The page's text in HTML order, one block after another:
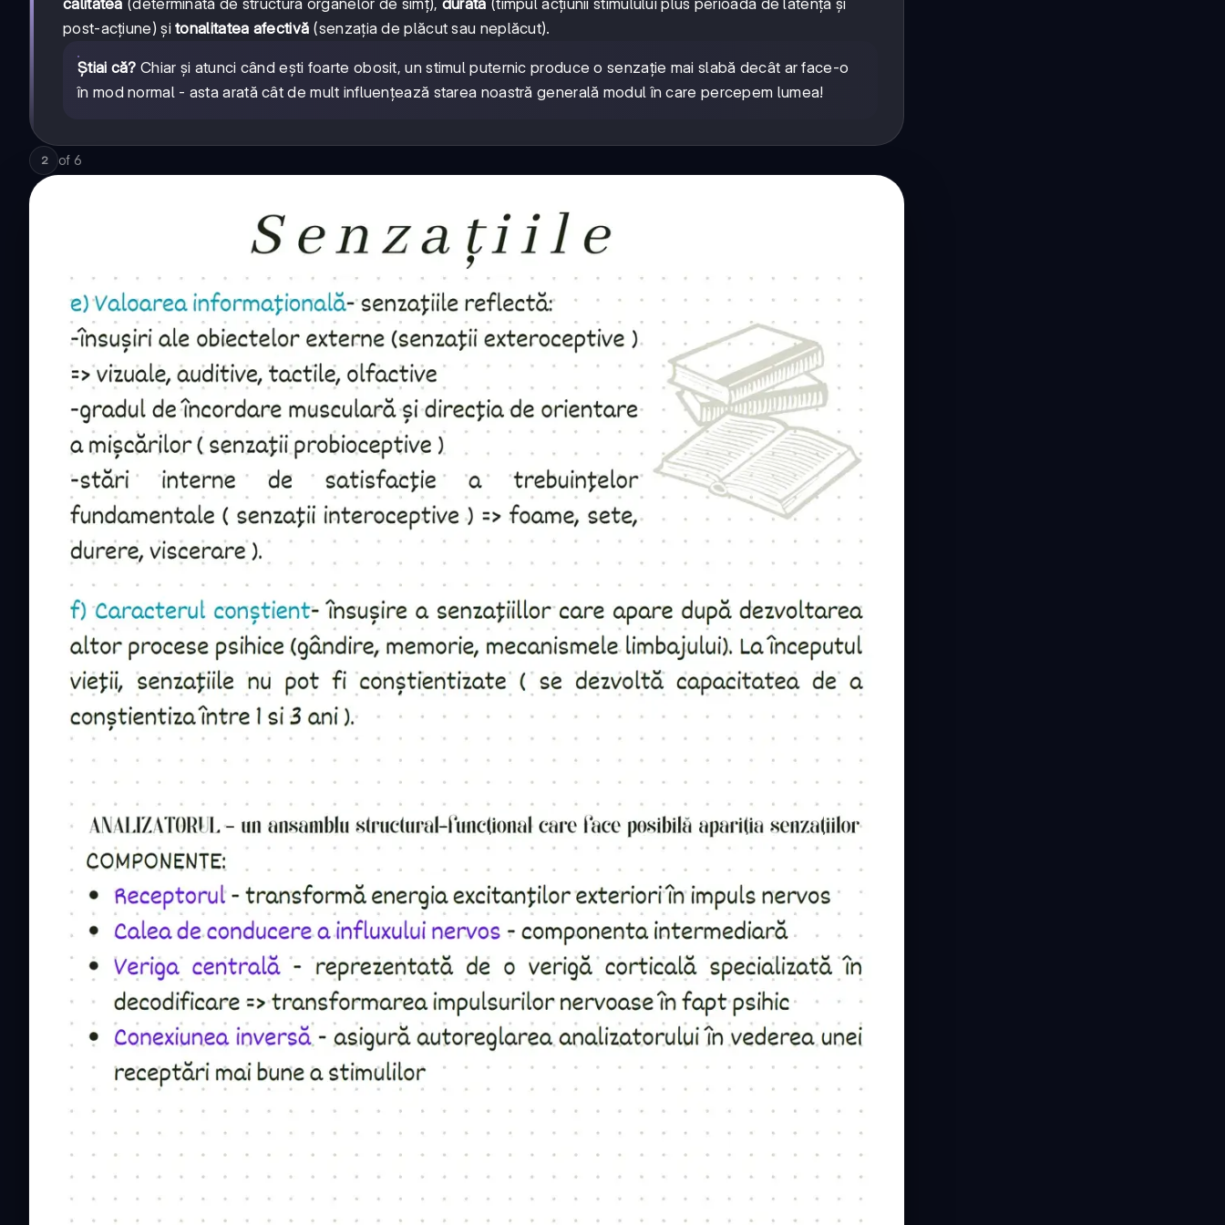
post-acțiune) șitonalitatea afectivă (senzația de plăcut sau neplăcut).
Știai că? Chiar și atunci când ești foarte obosit, un stimul puternic produce o senzație mai slabă decât ar face-o
în mod normal - asta arată cât de mult influențează starea noastră generală modul în care percepem lumea!
2 of 6